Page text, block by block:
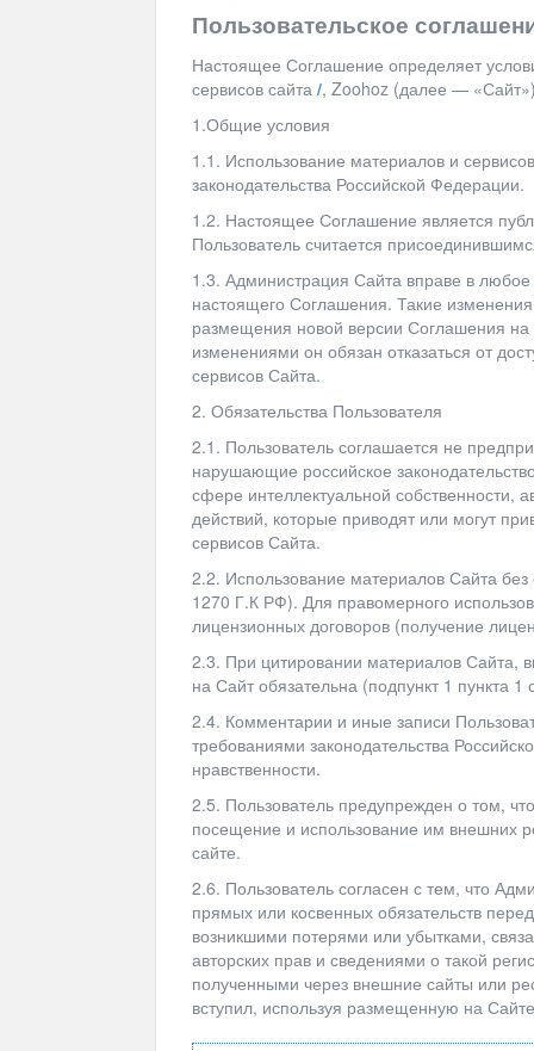
Пользовательское
Настоящее Соглашение определяет
сервисов сайта /, Zoohoz (далее —
1.Общие условия
1.1. Использование материалов и
законодательства Российской Федерации.
1.2. Настоящее Соглашение является
Пользователь считается
1.3. Администрация Сайта вправе в
настоящего Соглашения. Такие
размещения новой версии Соглашения
изменениями он обязан отказаться от
сервисов Сайта.
2. Обязательства Пользователя
2.1. Пользователь соглашается не
нарушающие российское
сфере интеллектуальной собственности,
действий, которые приводят или могут
сервисов Сайта.
2.2. Использование материалов Сайта без
1270 Г.К РФ). Для правомерного
лицензионных договоров (получение
2.3. При цитировании материалов Сайта,
на Сайт обязательна (подпункт 1 пункта
2.4. Комментарии и иные записи
требованиями законодательства
нравственности.
2.5. Пользователь предупрежден о том,
посещение и использование им внешних
сайте.
2.6. Пользователь согласен с тем, что
прямых или косвенных обязательств
возникшими потерями или убытками,
авторских прав и сведениями о такой
полученными через внешние сайты или
вступил, используя размещенную на